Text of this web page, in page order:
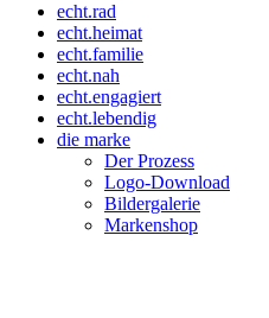
echt.rad
echt.heimat
echt.familie
echt.nah
echt.engagiert
echt.lebendig
die marke
Der Prozess
Logo-Download
Bildergalerie
Markenshop